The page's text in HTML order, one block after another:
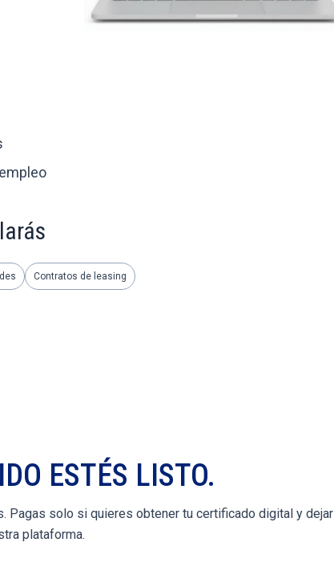
Contratos de leasing
ESTÉS LISTO.
Pagas solo si quieres obtener tu certificado digital y dejar
plataforma.